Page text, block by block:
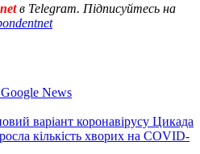
в Telegram. Підписуйтесь на
News
варіант коронавірусу Цикада
кількість хворих на COVID-